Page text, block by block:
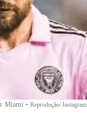
Miami • Reprodução/ Instagram